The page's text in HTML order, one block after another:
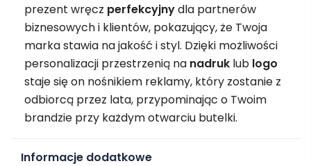
prezent wręcz perfekcyjnydla partnerów
biznesowych i klientów, pokazujący, że Twoja
marka stawia na jakość i styl. Dzięki możliwości
personalizacji przestrzenią na nadruk lub logo
staje się on nośnikiem reklamy, który zostanie z
odbiorcą przez lata, przypominając o Twoim
brandzie przy każdym otwarciu butelki.
Informacje dodatkowe